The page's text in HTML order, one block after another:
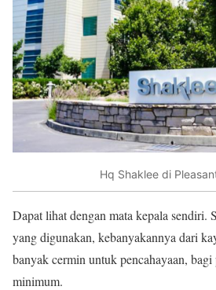
Hq Shaklee di
Dapat lihat dengan mata kepala sendiri.
yang digunakan, kebanyakannya dari
banyak cermin untuk pencahayaan,
minimum.